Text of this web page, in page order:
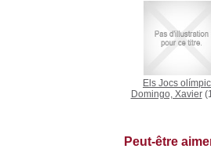
Els Jocs
Domingo, Xavier
Peut-être